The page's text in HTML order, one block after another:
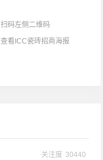
扫码左侧二维码
查看ICC瓷砖招商海报
关注度 30440